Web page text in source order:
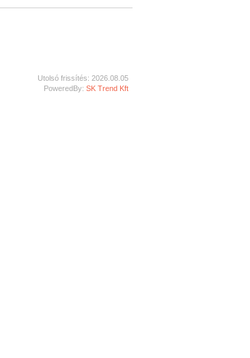
Utolsó frissítés: 2026.08.05
PoweredBy: SK Trend Kft